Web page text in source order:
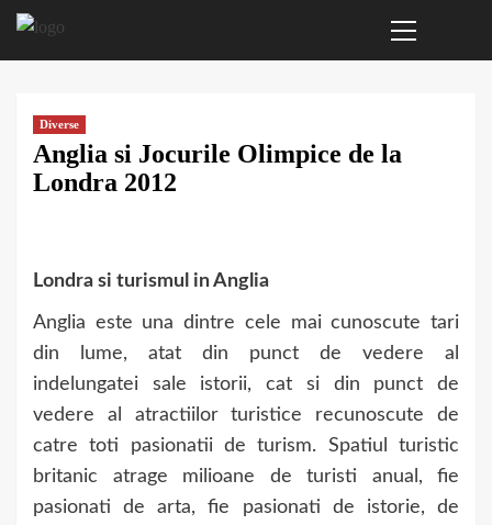
Sari
Menu
Diverse
Anglia si Jocurile Olimpice de la
Londra 2012
Londra si turismul in Anglia
Anglia este una dintre cele mai cunoscute tari
din lume, atat din punct de vedere al
indelungatei sale istorii, cat si din punct de
vedere al atractiilor turistice recunoscute de
catre toti pasionatii de turism. Spatiul turistic
britanic atrage milioane de turisti anual, fie
pasionati de arta, fie pasionati de istorie, de